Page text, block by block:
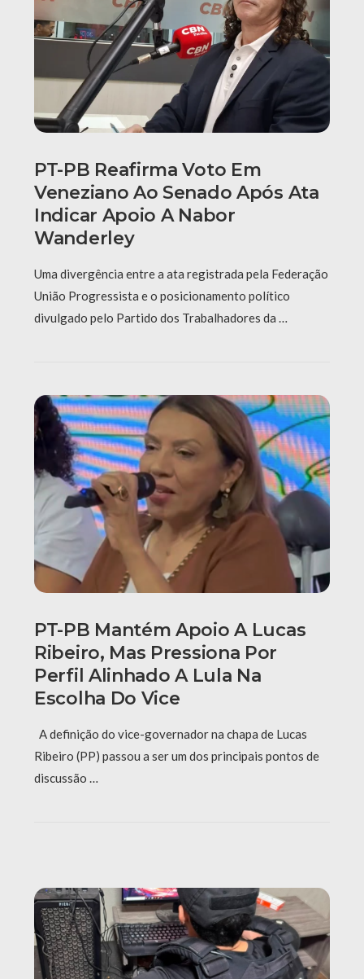
PT-PB Reafirma Voto Em
Veneziano Ao Senado Após Ata
Indicar Apoio A Nabor
Wanderley
Uma divergência entre a ata registrada pela Federação
União Progressista e o posicionamento político
divulgado pelo Partido dos Trabalhadores da …
PT-PB Mantém Apoio A Lucas
Ribeiro, Mas Pressiona Por
Perfil Alinhado A Lula Na
Escolha Do Vice
A definição do vice-governador na chapa de Lucas
Ribeiro (PP) passou a ser um dos principais pontos de
discussão …